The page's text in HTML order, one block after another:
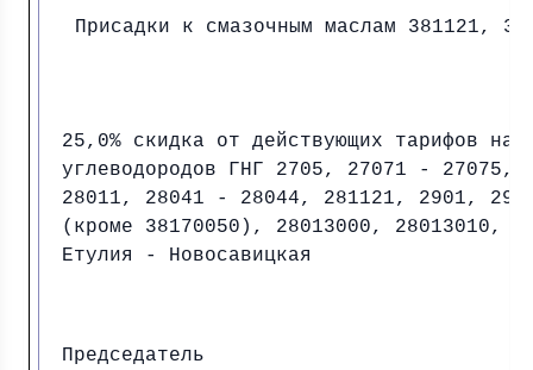
Присадки к смазочным маслам 381121,
25,0% скидка от действующих тарифов на
углеводородов ГНГ 2705, 27071 - 27075,
28011, 28041 - 28044, 281121, 2901,
(кроме 38170050), 28013000, 28013010,
Етулия - Новосавицкая
Председатель